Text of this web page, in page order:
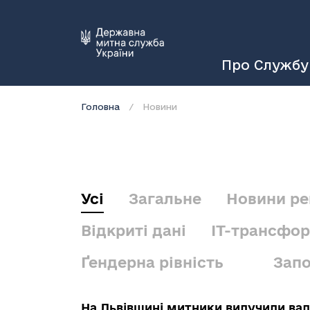
Про Службу
Головна Новини
Усі Загальне Новини
Відкриті дані
IT-
Ґендерна рівність